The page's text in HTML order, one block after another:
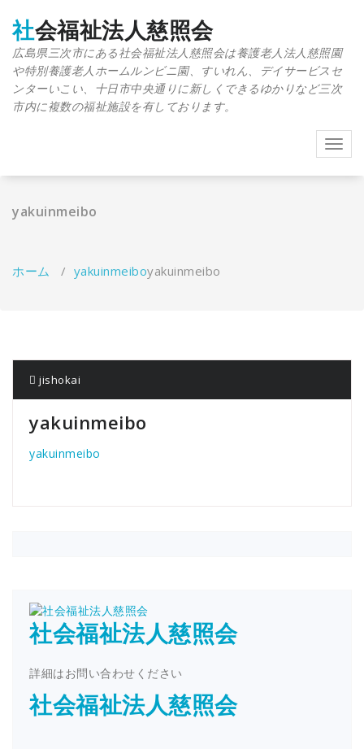
社会福祉法人慈照会
広島県三次市にある社会福祉法人慈照会は養護老人法人慈照園
や特別養護老人ホームルンビニ園、すいれん、デイサービスセ
ンターいこい、十日市中央通りに新しくできるゆかりなど三次
市内に複数の福祉施設を有しております。
yakuinmeibo
ホーム / yakuinmeiboyakuinmeibo
jishokai
yakuinmeibo
yakuinmeibo
社会福祉法人慈照会
詳細はお問い合わせください
社会福祉法人慈照会